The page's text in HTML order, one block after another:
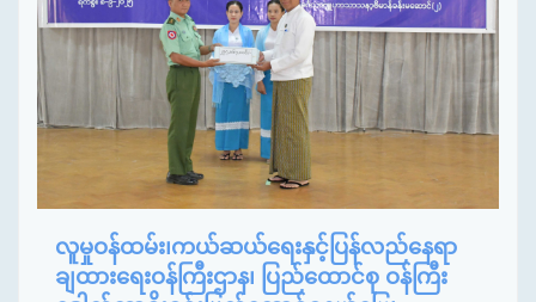
လူမှုဝန်ထမ်း၊ကယ်ဆယ်ရေးနှင့်ပြန်လည်နေရာ
ချထားရေးဝန်ကြီးဌာန၊ ပြည်ထောင်စု ဝန်ကြီး